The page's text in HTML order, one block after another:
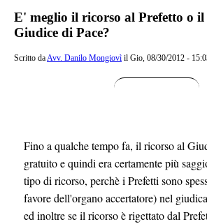
E' meglio il ricorso al Prefetto o
Giudice di Pace?
Scritto daAvv. Danilo Mongiovì il Gio, 08/30/2012 -
Fino a qualche tempo fa, il ricorso al
gratuito e quindi era certamente più
tipo di ricorso, perchè i Prefetti sono
favore dell'organo accertatore) nel
ed inoltre se il ricorso è rigettato dal